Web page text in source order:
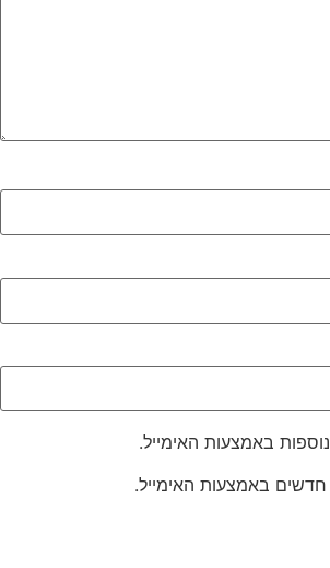
באמצעות האימייל.
חדשים באמצעות האימייל.